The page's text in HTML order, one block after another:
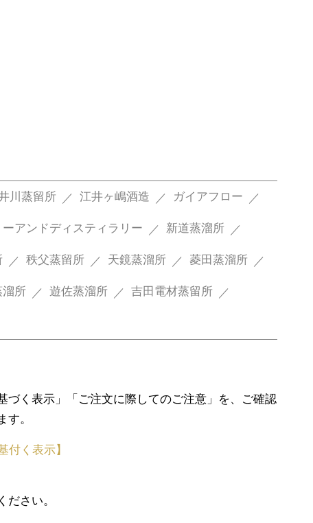
川蒸留所 江井ヶ嶋酒造 ガイアフロー
アンドディスティラリー 新道蒸溜所
秩父蒸留所 天鏡蒸溜所 菱田蒸溜所
溜所 遊佐蒸溜所 吉田電材蒸留所
く表示」「ご注文に際してのご注意」を、ご確認
。
付く表示】
さい。